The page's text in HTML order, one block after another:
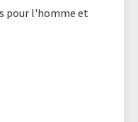
pour l'homme et